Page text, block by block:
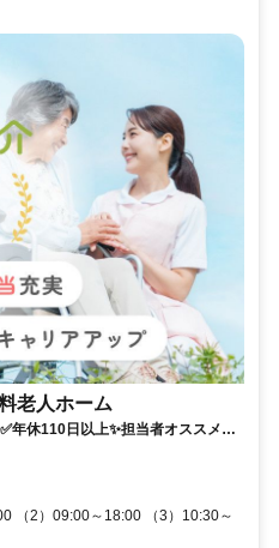
老人ホーム
年休110日以上✨担当者オススメ⭕️
（2）09:00～18:00 （3）10:30～